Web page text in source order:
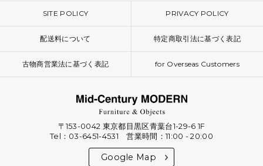
SITE POLICY PRIVACY POLICY
配送料について 特定商取引法に基づく表記
古物商営業法に基づく表記 for Overseas Customers
〒153-0042 東京都目黒区青葉台1-29-6 1F
Tel：03-6451-4531 営業時間：11:00 - 20:00
Google Map